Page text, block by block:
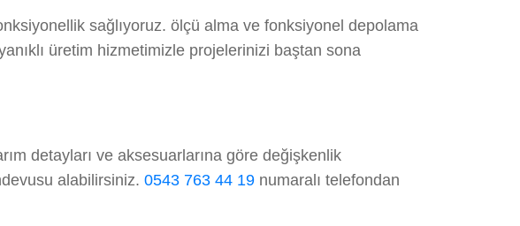
sağlıyoruz. ölçü alma ve fonksiyonel depolama
üretim hizmetimizle projelerinizi baştan sona
detayları ve aksesuarlarına göre değişkenlik
alabilirsiniz. 0543 763 44 19 numaralı telefondan